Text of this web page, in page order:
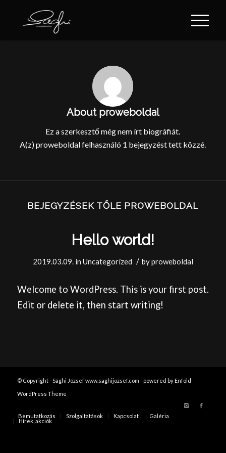
About proweboldal
Ez a szerkesztő még nem írt biográfiát.
A(z)proweboldalfelhasználó 1 bejegyzést tett közzé.
BEJEGYZÉSEK TŐLE PROWEBOLDAL
Hello world!
2019.03.09. in Uncategorized / byproweboldal
Welcome to WordPress. This is your first post.
Edit or delete it, then start writing!
© Copyright - Sághi József www.saghijozsef.com -powered by Enfold
WordPress Theme
Bemutatkozás Szolgaltatások Kapcsolat Galéria
Hírek, akciók